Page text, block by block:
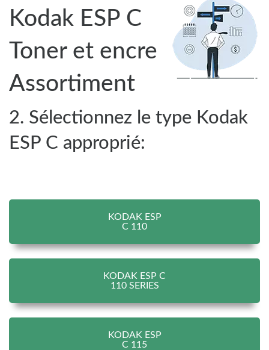
Kodak ESP C
Toner et encre
Assortiment
2. Sélectionnez le type Kodak
ESP C approprié:
KODAK ESP
C 110
KODAK ESP C
110 SERIES
KODAK ESP
C 115